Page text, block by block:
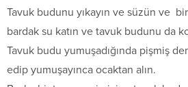
Tavuk budunu yıkayın ve süzün ve
bardak su katın ve tavuk budunu da
Tavuk budu yumuşadığında pişmiş
edip yumuşayınca ocaktan alın.